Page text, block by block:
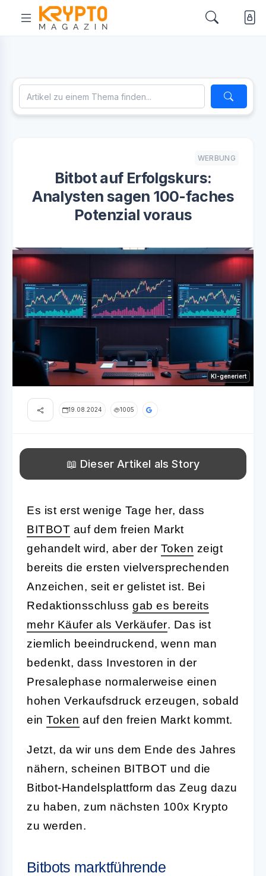
WERBUNG
Bitbot auf Erfolgskurs:
Analysten sagen 100-faches
Potenzial voraus
KI-generiert
19.08.2024 1005
📖 Dieser Artikel als Story
Es ist erst wenige Tage her, dass
BITBOT auf dem freien Markt
gehandelt wird, aber der Token zeigt
bereits die ersten vielversprechenden
Anzeichen, seit er gelistet ist. Bei
Redaktionsschluss gab es bereits
mehr Käufer als Verkäufer. Das ist
ziemlich beeindruckend, wenn man
bedenkt, dass Investoren in der
Presalephase normalerweise einen
hohen Verkaufsdruck erzeugen, sobald
ein Token auf den freien Markt kommt.
Jetzt, da wir uns dem Ende des Jahres
nähern, scheinen BITBOT und die
Bitbot-Handelsplattform das Zeug dazu
zu haben, zum nächsten 100x Krypto
zu werden.
Bitbots marktführende